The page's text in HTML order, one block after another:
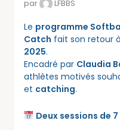
par
LFBBS
Le programme
Catch fait son retour à
2025.
Encadré par Claudia
athlètes motivés
et catching.
Deux sessions de